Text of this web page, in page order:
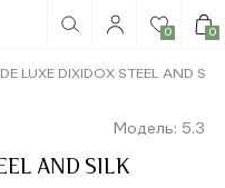
0 0
LUXE DIXIDOX STEEL AND
Модель: 5.3
AND SILK